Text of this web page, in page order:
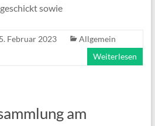
sowie
Februar 2023
Allgemein
Weiterlesen
am